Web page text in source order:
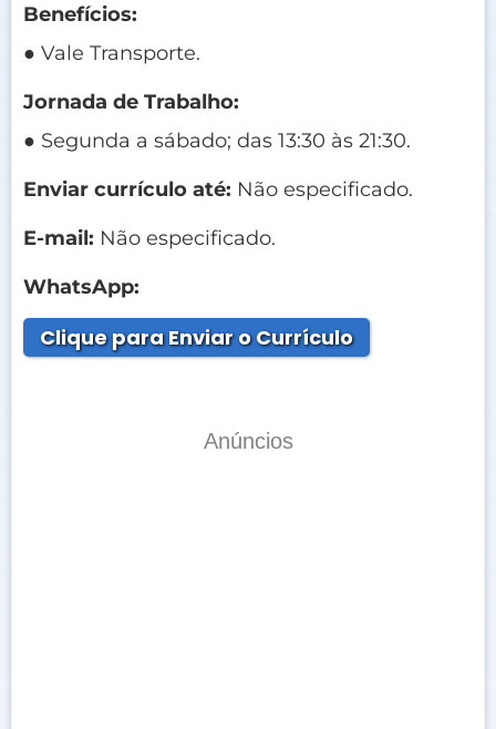
Benefícios:
● Vale Transporte.
Jornada de Trabalho:
● Segunda a sábado; das 13:30 às 21:30.
Enviar currículo até: Não especificado.
E-mail: Não especificado.
WhatsApp:
Clique para Enviar o Currículo
Anúncios